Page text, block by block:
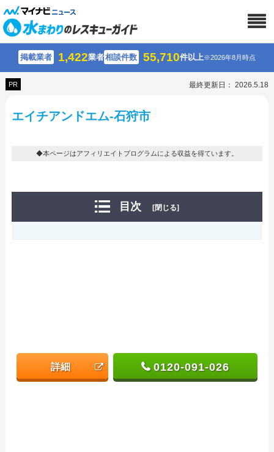
掲載業者 1,422業者相談件数 55,710件以上※2026年8月時点
PR 最終更新日： 2026.5.18
エイチアンドエム-石狩市
◆本ページはアフィリエイトプログラムによる収益を得ています。
目次 [閉じる]
詳細 0120-091-026